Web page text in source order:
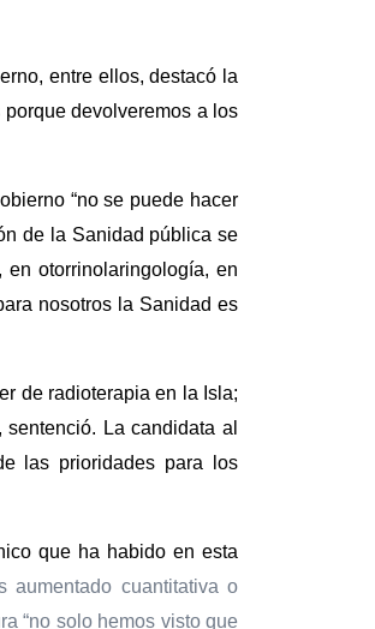
entre ellos, destacó la
devolveremos a los
“no se puede hacer
de la Sanidad pública se
otorrinolaringología, en
nosotros la Sanidad es
de radioterapia en la Isla;
La candidata al
las prioridades para los
que ha habido en esta
cuantitativa o
“no solo hemos visto que